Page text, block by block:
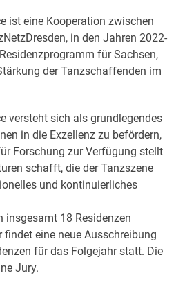
ist eine Kooperation zwischen
in den Jahren 2022-
für Sachsen,
der Tanzschaffenden im
versteht sich als grundlegendes
in die Exzellenz zu befördern,
Forschung zur Verfügung stellt
schafft, die der Tanzszene
und kontinuierliches
insgesamt 18 Residenzen
eine neue Ausschreibung
für das Folgejahr statt. Die
Jury.